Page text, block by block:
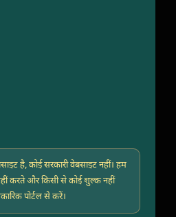
है, कोई सरकारी वेबसाइट नहीं। हम
करते और किसी से कोई शुल्क नहीं
पोर्टल से करें।